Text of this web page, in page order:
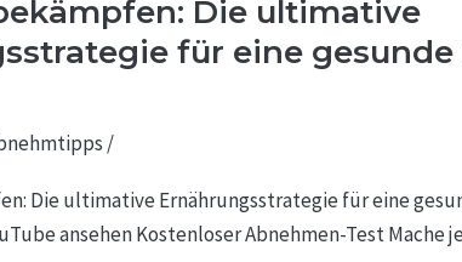
Die ultimative
für eine
/
Die ultimative Ernährungsstrategie für eine
ansehen Kostenloser Abnehmen-Test